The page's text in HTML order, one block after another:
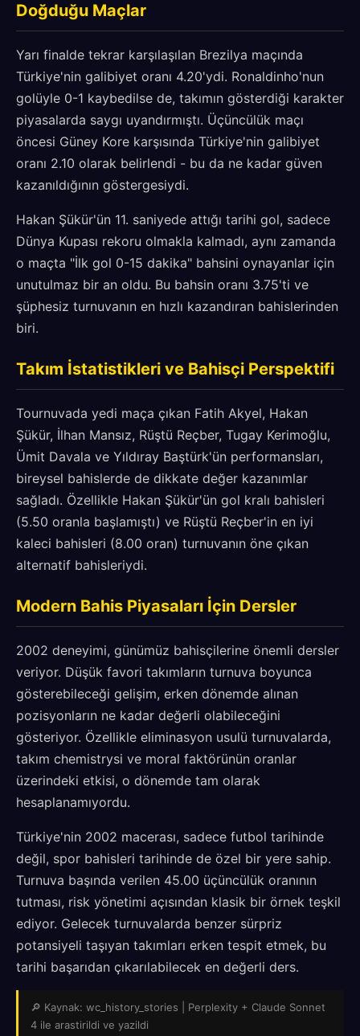
Doğduğu Maçlar
Yarı finalde tekrar karşılaşılan Brezilya maçında
Türkiye'nin galibiyet oranı 4.20'ydi. Ronaldinho'nun
golüyle 0-1 kaybedilse de, takımın gösterdiği karakter
piyasalarda saygı uyandırmıştı. Üçüncülük maçı
öncesi Güney Kore karşısında Türkiye'nin galibiyet
oranı 2.10 olarak belirlendi - bu da ne kadar güven
kazanıldığının göstergesiydi.
Hakan Şükür'ün 11. saniyede attığı tarihi gol, sadece
Dünya Kupası rekoru olmakla kalmadı, aynı zamanda
o maçta "İlk gol 0-15 dakika" bahsini oynayanlar için
unutulmaz bir an oldu. Bu bahsin oranı 3.75'ti ve
şüphesiz turnuvanın en hızlı kazandıran bahislerinden
biri.
Takım İstatistikleri ve Bahisçi Perspektifi
Tournuvada yedi maça çıkan Fatih Akyel, Hakan
Şükür, İlhan Mansız, Rüştü Reçber, Tugay Kerimoğlu,
Ümit Davala ve Yıldıray Baştürk'ün performansları,
bireysel bahislerde de dikkate değer kazanımlar
sağladı. Özellikle Hakan Şükür'ün gol kralı bahisleri
(5.50 oranla başlamıştı) ve Rüştü Reçber'in en iyi
kaleci bahisleri (8.00 oran) turnuvanın öne çıkan
alternatif bahisleriydi.
Modern Bahis Piyasaları İçin Dersler
2002 deneyimi, günümüz bahisçilerine önemli dersler
veriyor. Düşük favori takımların turnuva boyunca
gösterebileceği gelişim, erken dönemde alınan
pozisyonların ne kadar değerli olabileceğini
gösteriyor. Özellikle eliminasyon usulü turnuvalarda,
takım chemistrysi ve moral faktörünün oranlar
üzerindeki etkisi, o dönemde tam olarak
hesaplanamıyordu.
Türkiye'nin 2002 macerası, sadece futbol tarihinde
değil, spor bahisleri tarihinde de özel bir yere sahip.
Turnuva başında verilen 45.00 üçüncülük oranının
tutması, risk yönetimi açısından klasik bir örnek teşkil
ediyor. Gelecek turnuvalarda benzer sürpriz
potansiyeli taşıyan takımları erken tespit etmek, bu
tarihi başarıdan çıkarılabilecek en değerli ders.
🔎 Kaynak: wc_history_stories | Perplexity + Claude Sonnet
4 ile arastirildi ve yazildi